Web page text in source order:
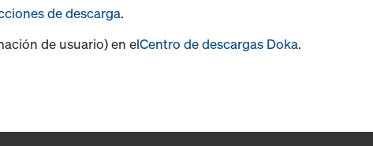
de descarga.
de usuario) en elCentro de descargas Doka.